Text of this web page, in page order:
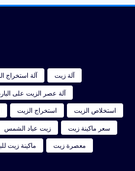
آلة استخراج
آلة زيت
آلة عصر الزيت على
استخراج الزيت
استخلاص الزيت
زيت عباد الشمس
سعر ماكينة زيت
ماكينة زيت
معصرة زيت